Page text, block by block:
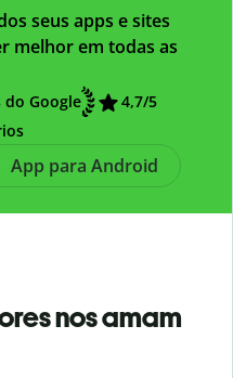
seus apps e sites
melhor em todas as
do Google 4,7/5
App para Android
nos amam